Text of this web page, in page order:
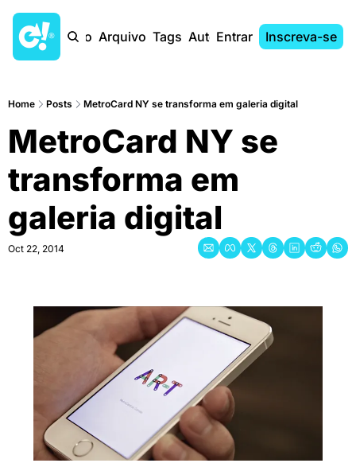
Início Arquivo Tags AutoresEntrar Inscreva-se
Home Posts MetroCard NY se transforma em galeria digital
MetroCard NY se
transforma em
galeria digital
Oct 22, 2014